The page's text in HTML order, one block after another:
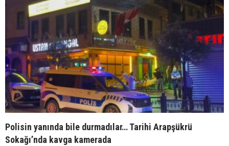
Polisin yanında bile durmadılar… Tarihi Arapşükrü
Sokağı’nda kavga kamerada